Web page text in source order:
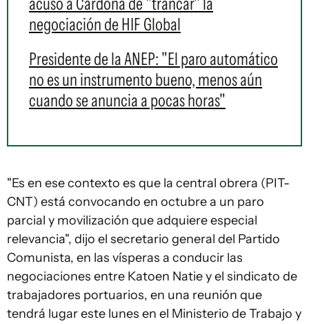
negociación de HIF Global
Presidente de la ANEP: "El paro automático
no es un instrumento bueno, menos aún
cuando se anuncia a pocas horas"
"Es en ese contexto es que la central obrera (PIT-
CNT) está convocando en octubre a un paro
parcial y movilización que adquiere especial
relevancia", dijo el secretario general del Partido
Comunista, en las vísperas a conducir las
negociaciones entre Katoen Natie y el sindicato de
trabajadores portuarios, en una reunión que
tendrá lugar este lunes en el Ministerio de Trabajo y